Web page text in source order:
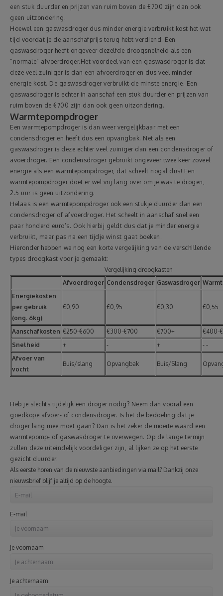
een stuk duurder en prijzen van ruim boven de €700 zijn dan ook
geen uitzondering.
Hoewel een gaswasdroger dus minder energie verbruikt kost het wat
tijd voordat je de aanschafprijs terug hebt verdiend. Een
gaswasdroger heeft ongeveer dezelfde droogsnelheid als een
“normale” afvoerdroger.Het voordeel van een gaswasdroger is dat
deze veel zuiniger is dan een afvoerdroger en dus veel minder
energie kost. De gaswasdroger verbruikt de minste energie. Een
gaswasdroger is echter in aanschaf een stuk duurder en prijzen van
ruim boven de €700 zijn dan ook geen uitzondering.
Warmtepompdroger
Een warmtepompdroger is dan weer vergelijkbaar met een
condensdroger en heeft dus een opvangbak. Net als een
gaswasdroger is deze echter veel zuiniger dan een condensdroger of
avoerdroger. Een condensdroger gebruikt ongeveer twee keer zoveel
energie als een warmtepompdroger, dat scheelt nogal dus! Een
warmtepompdroger doet er wel vrij lang over om je was te drogen,
2.5 uur is geen uitzondering.
Helaas is een warmtepompdroger ook een stukje duurder dan een
condensdroger of afvoerdroger. Het scheelt in aanschaf snel een
paar honderd euro’s. Ook hierbij geldt dus dat je minder energie
verbruikt, maar pas na een tijdje winst gaat boeken.
Hieronder hebben we nog een korte vergelijking van de verschillende
types droogkast voor je gemaakt:
Vergelijking droogkasten
Afvoerdroger Condensdroger Gaswasdroger
Energiekosten
per gebruik
(ong. 6kg)
€0,90 €0,95 €0,30 €0,55
Aanschafkosten €250-€600 €300-€700 €700+
€400-
Snelheid
+ - +
- -
Afvoer van
vocht
Buis/slang Opvangbak Buis/Slang
Heb je slechts tijdelijk een droger nodig? Neem dan vooral een
goedkope afvoer- of condensdroger. Is het de bedoeling dat je
droger lang mee moet gaan? Dan is het zeker de moeite waard een
warmtepomp- of gaswasdroger te overwegen. Op de lange termijn
zullen deze uiteindelijk voordeliger zijn, al lijken ze op het eerste
gezicht duurder.
Als eerste horen van de nieuwste aanbiedingen via mail? Dankzij onze
nieuwsbrief blijf je altijd op de hoogte.
E-mail
Je voornaam
Je achternaam